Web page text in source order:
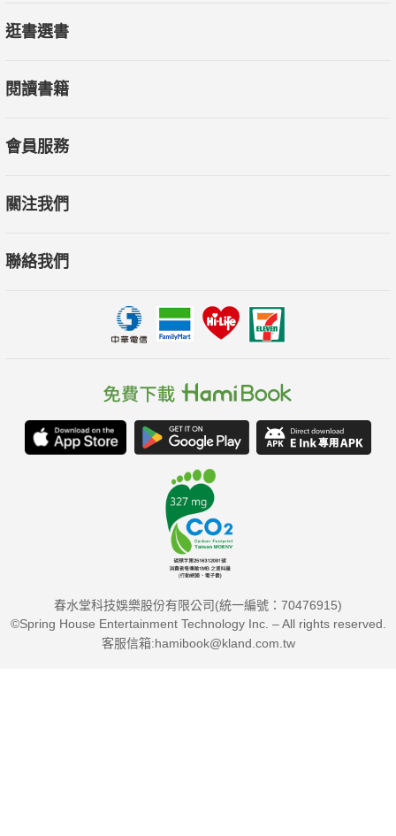
逛書選書
閱讀書籍
會員服務
關注我們
聯絡我們
春水堂科技娛樂股份有限公司(統一編號：70476915)
©Spring House Entertainment Technology Inc. – All rights reserved.
客服信箱:hamibook@kland.com.tw